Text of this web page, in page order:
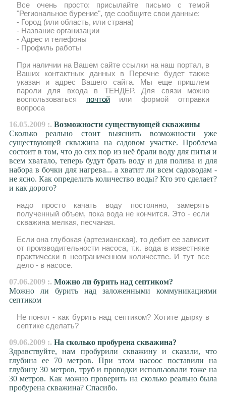
Все очень просто: присылайте письмо с темой
"Региональное бурение", где сообщите свои данные:
- Город (или область, или страна)
- Название организации
- Адрес и телефоны
- Профиль работы
При наличии на Вашем сайте ссылки на наш портал, в
Ваших контактных данных в Перечне будет также
указан и адрес Вашего сайта. Мы еще пришлем
пароли для входа в ТЕНДЕР. Для связи можно
воспользоваться почтойили формой отправки
вопроса
16.05.2009 :. Возможности существующей скважины
Сколько реально стоит выяснить возможности уже
существующей скважина на садовом участке. Проблема
состоит в том, что до сих пор из неё брали воду для питья и
всем хватало, теперь будут брать воду и для полива и для
набора в бочки для нагрева... а хватит ли всем садоводам -
не ясно. Как определить количество воды? Кто это сделает?
и как дорого?
надо просто качать воду постоянно, замерять
полученный объем, пока вода не кончится. Это - если
скважина мелкая, песчаная.
Если она глубокая (артезианская), то дебит ее зависит
от производительности насоса, т.к. вода в известняке
практически в неограниченном количестве. И тут все
дело - в насосе.
07.06.2009 :. Можно ли бурить над септиком?
Можно ли бурить над заложенными коммуникациями
септиком
Не понял - как бурить над септиком? Хотите дырку в
септике сделать?
09.06.2009 :. На сколько пробурена скважина?
Здравствуйте, нам пробурили скважину и сказали, что
глубина ее 70 метров. При этом насоос поставили на
глубину 30 метров, труб и проводки использовали тоже на
30 метров. Как можно проверить на сколько реально была
пробурена скважина? Спасибо.